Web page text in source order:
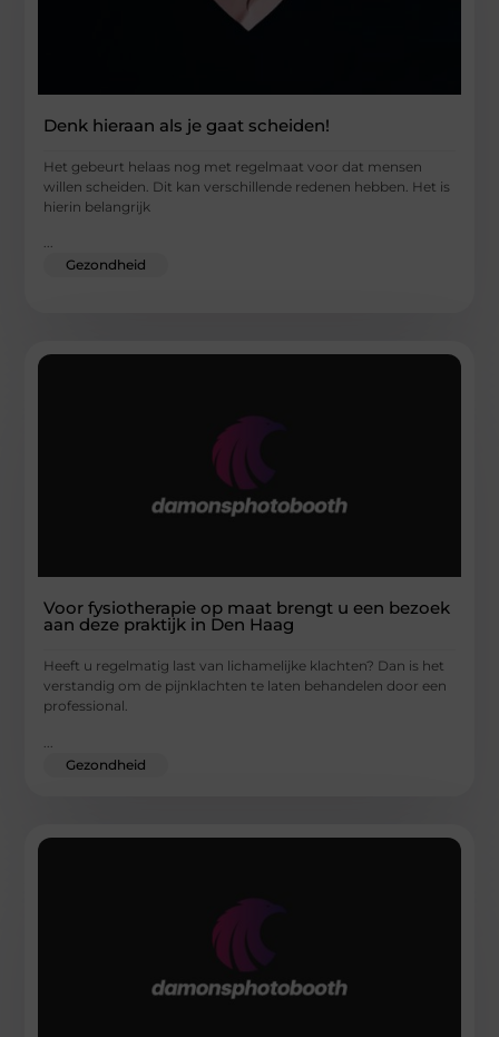
Denk hieraan als je gaat scheiden!
Het gebeurt helaas nog met regelmaat voor dat mensen
willen scheiden. Dit kan verschillende redenen hebben. Het is
hierin belangrijk
...
Gezondheid
Voor fysiotherapie op maat brengt u een bezoek
aan deze praktijk in Den Haag
Heeft u regelmatig last van lichamelijke klachten? Dan is het
verstandig om de pijnklachten te laten behandelen door een
professional.
Gezondheid